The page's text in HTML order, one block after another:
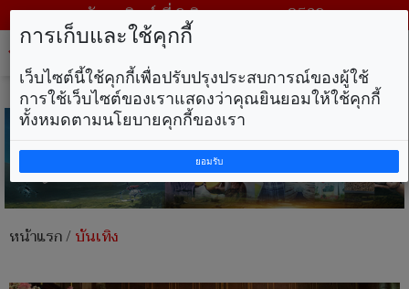
วันอาทิตย์ ที่ 9 สิงหาคม พ.ศ. 2569
หน้าแรก/บันเทิง
การเก็บและใช้คุกกี้
เว็บไซต์นี้ใช้คุกกี้เพื่อปรับปรุงประสบการณ์ของผู้ใช้
การใช้เว็บไซต์ของเราแสดงว่าคุณยินยอมให้ใช้คุกกี้
ทั้งหมดตามนโยบายคุกกี้ของเรา
ยอมรับ